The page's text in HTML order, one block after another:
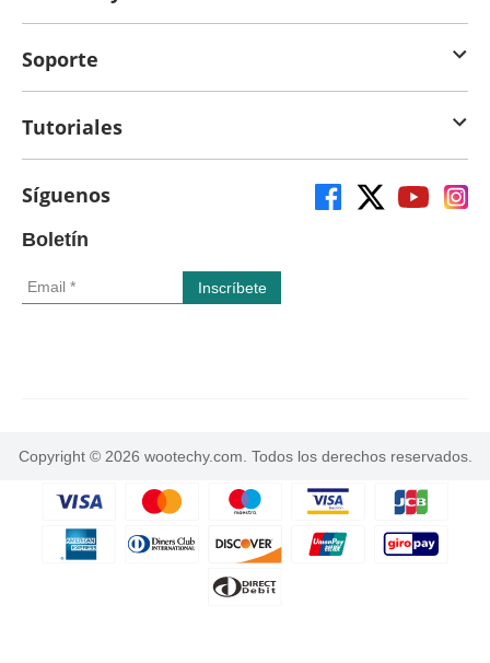
Soporte
Tutoriales
Síguenos
Boletín
Copyright © 2026 wootechy.com. Todos los derechos reservados.